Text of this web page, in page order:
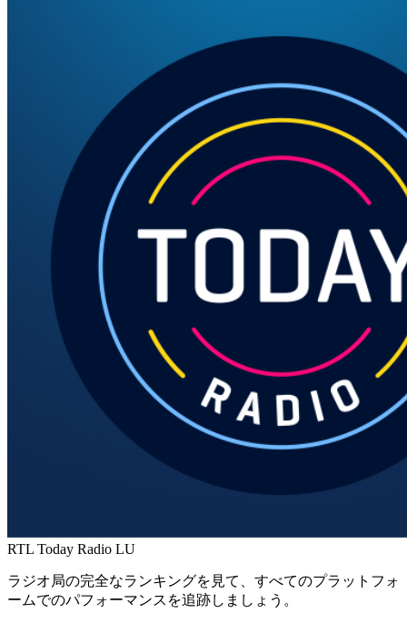
RTL Today Radio LU
ラジオ局の完全なランキングを見て、すべてのプラットフォ
ームでのパフォーマンスを追跡しましょう。